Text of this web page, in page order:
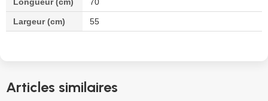
Largeur (cm) 55
Articles similaires